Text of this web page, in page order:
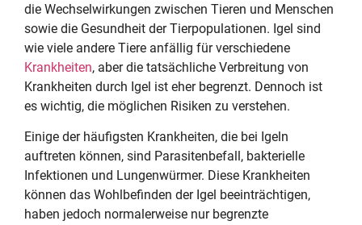
die Wechselwirkungen zwischen Tieren und Menschen
sowie die Gesundheit der Tierpopulationen. Igel sind
wie viele andere Tiere anfällig für verschiedene
Krankheiten, aber die tatsächliche Verbreitung von
Krankheiten durch Igel ist eher begrenzt. Dennoch ist
es wichtig, die möglichen Risiken zu verstehen.
Einige der häufigsten Krankheiten, die bei Igeln
auftreten können, sind Parasitenbefall, bakterielle
Infektionen und Lungenwürmer. Diese Krankheiten
können das Wohlbefinden der Igel beeinträchtigen,
haben jedoch normalerweise nur begrenzte